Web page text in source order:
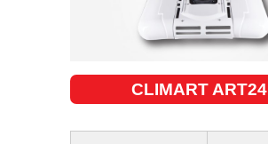
CLIMART ART24